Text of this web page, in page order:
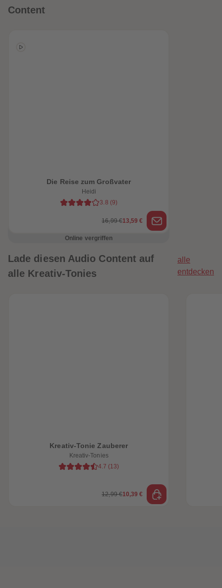
Content
Die Reise zum Großvater
Heidi
3.8 (9)
16,99 €13,59 €
Online vergriffen
Lade diesen Audio Content auf
alle Kreativ-Tonies
alle
entdecken
Kreativ-Tonie Zauberer
Kreativ-Tonies
4.7 (13)
12,99 €10,39 €